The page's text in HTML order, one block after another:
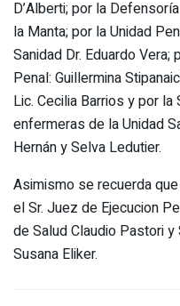
D’Alberti; por la
la Manta; por la Unidad
Sanidad Dr. Eduardo
Penal: Guillermina
Lic. Cecilia Barrios y por
enfermeras de la Unidad
Hernán y Selva Ledutier.
Asimismo se recuerda
el Sr. Juez de Ejecucion
de Salud Claudio Pastori
Susana Eliker.